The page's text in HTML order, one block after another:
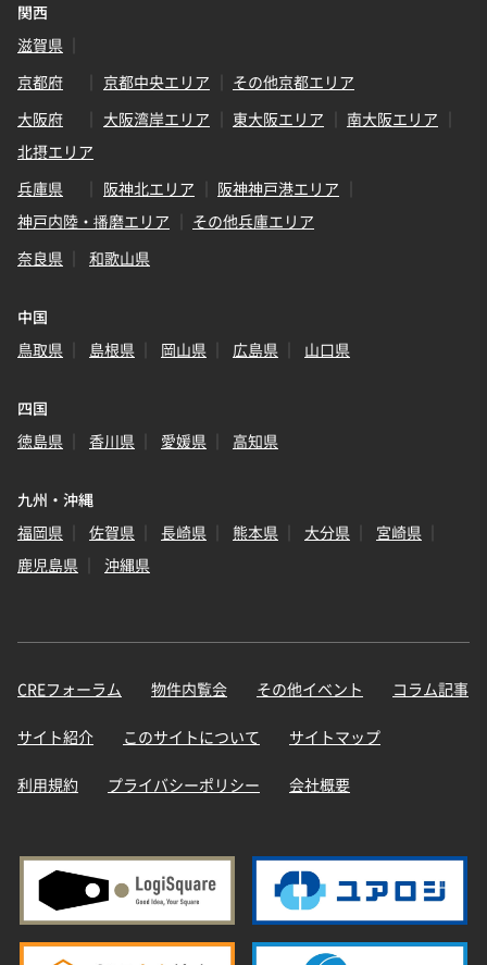
関西
滋賀県
京都府
京都中央エリア
その他京都エリア
大阪府
大阪湾岸エリア 東大阪エリア
南大阪エリア
北摂エリア
兵庫県
阪神北エリア
阪神神戸港エリア
神戸内陸・播磨エリア
その他兵庫エリア
奈良県
和歌山県
中国
鳥取県
島根県 岡山県 広島県 山口県
四国
徳島県
香川県 愛媛県 高知県
九州・沖縄
福岡県
佐賀県 長崎県 熊本県 大分県
宮崎県
鹿児島県
沖縄県
CREフォーラム 物件内覧会 その他イベント コラム記事
サイト紹介 このサイトについて サイトマップ
利用規約 プライバシーポリシー 会社概要